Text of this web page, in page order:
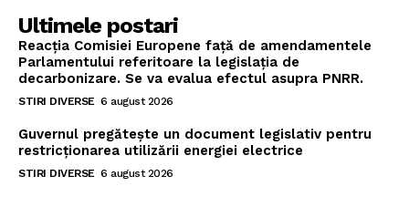
Ultimele postari
Reacția Comisiei Europene față de amendamentele
Parlamentului referitoare la legislația de
decarbonizare. Se va evalua efectul asupra PNRR.
STIRI DIVERSE 6 august 2026
Guvernul pregătește un document legislativ pentru
restricționarea utilizării energiei electrice
STIRI DIVERSE 6 august 2026